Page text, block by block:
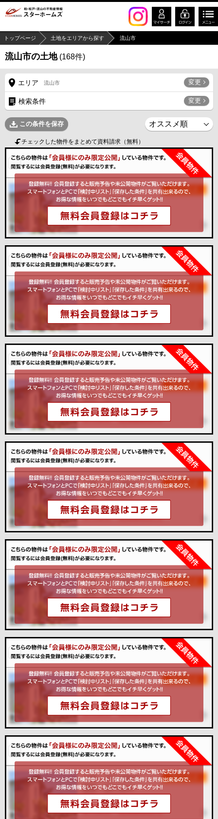
トップページ 土地をエリアから探す 流山市
流山市の土地 (168件)
エリア 流山市 変更
検索条件 変更
この条件を保存
チェックした物件をまとめて資料請求（無料）